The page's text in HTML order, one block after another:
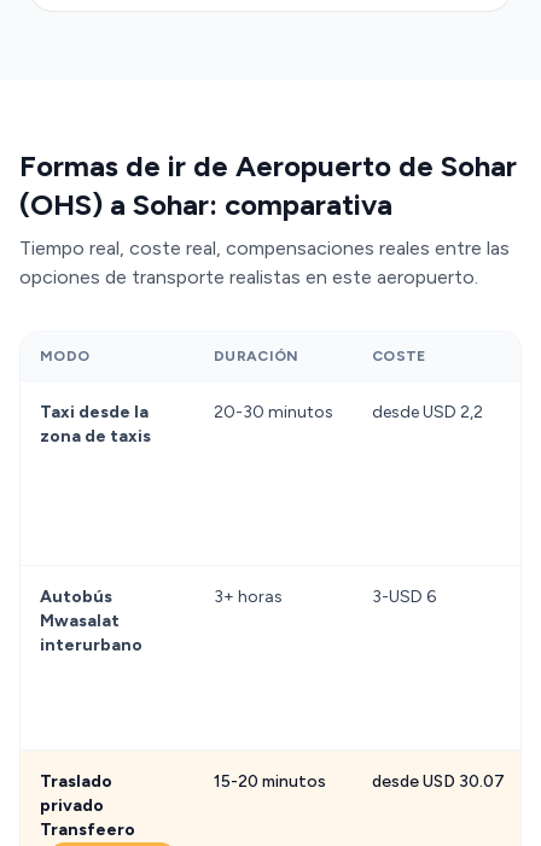
variables y esperas impredecibles. Los autobuses
interurbanos (Mwasalat) requieren
desplazamientos a estaciones remotas y ofrecen
horarios limitados con múltiples paradas. Un
traslado privado precontratado con Transfeero
rutas, y certeza sobre la hora de llegada y el coste
Formas de ir de Aeropuerto de Sohar
(OHS) a Sohar: comparativa
Tiempo real, coste real, compensaciones reales entre las
opciones de transporte realistas en este aeropuerto.
MODO DURACIÓN COSTE
Taxi desde la
zona de taxis
20-30 minutos desde USD 2,2
Autobús
Mwasalat
interurbano
3+ horas 3-USD 6
Traslado
privado
Transfeero
15-20 minutos desde USD 30.07